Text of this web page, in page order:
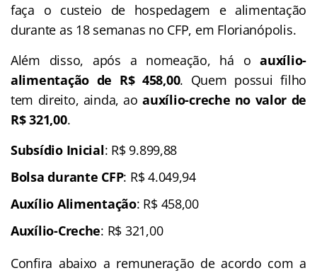
faça o custeio de hospedagem e alimentação
durante as 18 semanas no CFP, em Florianópolis.
Além disso, após a nomeação, há oauxílio-
alimentação de R$ 458,00. Quem possui filho
tem direito, ainda, aoauxílio-creche no valor de
R$ 321,00.
Subsídio Inicial: R$ 9.899,88
Bolsa durante CFP: R$ 4.049,94
Auxílio Alimentação: R$ 458,00
Auxílio-Creche: R$ 321,00
Confira abaixo a remuneração de acordo com a